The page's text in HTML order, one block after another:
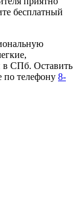
бесплатный
в СПб. Оставить
по телефону 8-